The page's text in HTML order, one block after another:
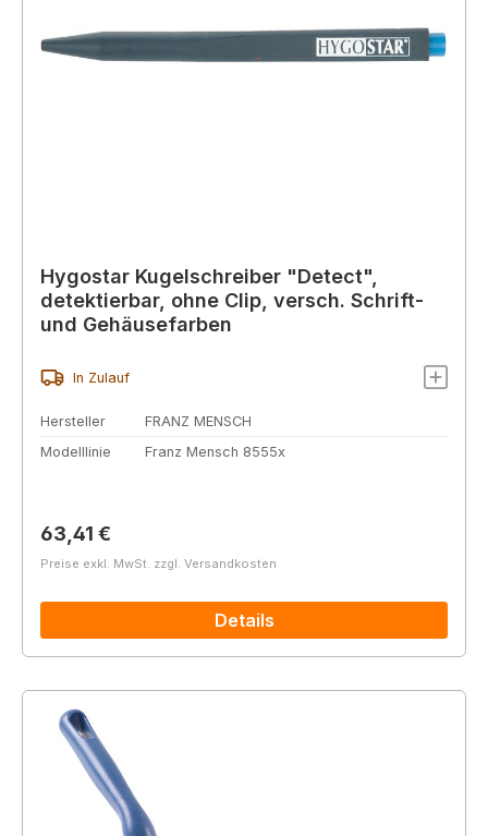
Hygostar Kugelschreiber "Detect",
detektierbar, ohne Clip, versch. Schrift-
und Gehäusefarben
In Zulauf
Hersteller
FRANZ MENSCH
Modelllinie
Franz Mensch 8555x
Regulärer Preis:
63,41 €
Preise exkl. MwSt. zzgl. Versandkosten
Details